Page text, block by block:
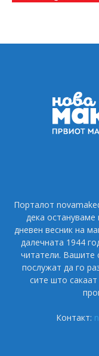
Порталот
дека остануваме
дневен весник на
далечната 1944
читатели. Вашите
послужат да го
сите што
Контакт: